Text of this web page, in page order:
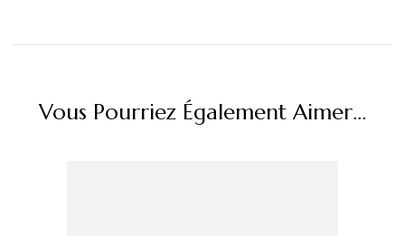
Vous Pourriez Également Aimer...